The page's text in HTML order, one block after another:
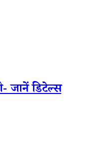
जानें डिटेल्स